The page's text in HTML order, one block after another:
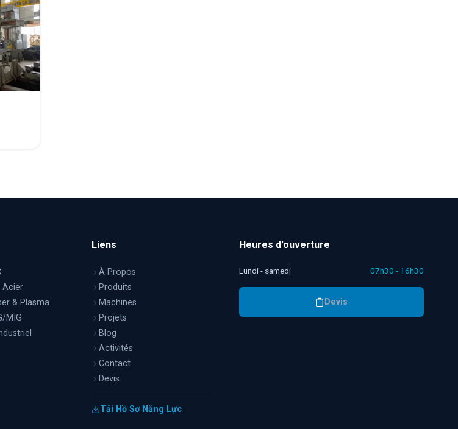
Acier
& Plasma
MIG
Liens
À Propos
Produits
Machines
Projets
Blog
Activités
Contact
Devis
Tải Hồ Sơ Năng Lực
Heures d'ouverture
Lundi - samedi 07h30 - 16h30
Devis